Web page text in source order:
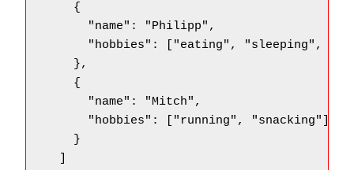
    {
      "name": "Philipp",
"hobbies": ["eating", "sleeping",
    },
    {
      "name": "Mitch",
      "hobbies": ["running", "snacking"]
    }